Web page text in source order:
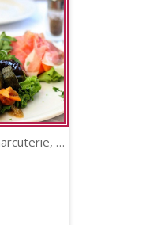
Antipasti assortis, charcuterie, olives, artichauts marinés et fromages italiens